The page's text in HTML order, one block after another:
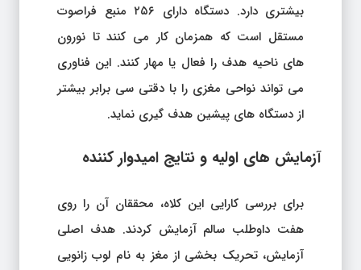
بیشتری دارد. دستگاه دارای ۲۵۶ منبع فراصوت
مستقل است که همزمان کار می کنند تا نورون
های ناحیه هدف را فعال یا مهار کنند. این فناوری
می تواند نواحی مغزی را با دقتی سی برابر بیشتر
از دستگاه های پیشین هدف گیری نماید.
آزمایش های اولیه و نتایج امیدوار کننده
برای بررسی کارایی این کلاه، محققان آن را روی
هفت داوطلب سالم آزمایش کردند. هدف اصلی
آزمایش، تحریک بخشی از مغز به نام لوب زانویی